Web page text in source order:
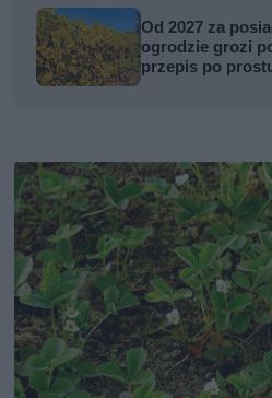
Od 2027 za
ogrodzie grozi
przepis po